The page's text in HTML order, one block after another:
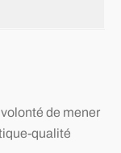
de mener
qualité